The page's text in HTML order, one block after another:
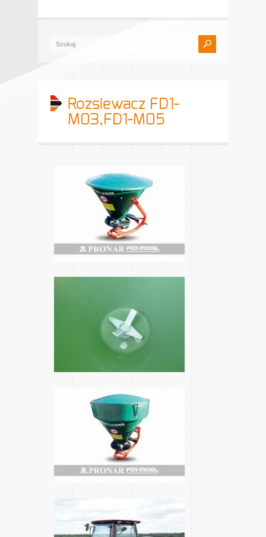
Rozsiewacz FD1-
M03,FD1-M05